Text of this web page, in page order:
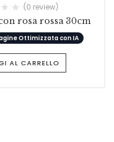
(0 review)
rosa rossa 30cm
Ottimizzata con IA
AL CARRELLO